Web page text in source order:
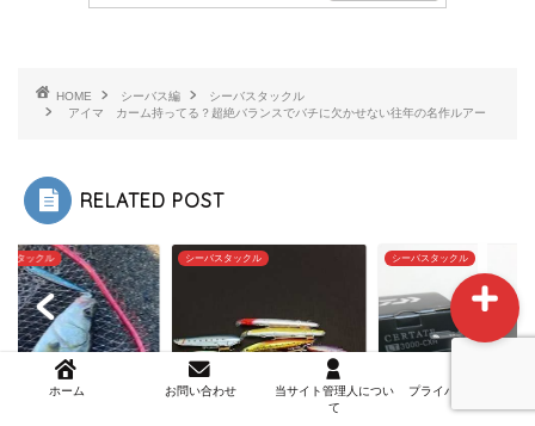
HOME シーバス編
シーバスタックル
アイマ カーム持ってる？超絶バランスでバチに欠かせない往年の名作ルアー
RELATED POST
スタックル シーバスタックル その他
ホーム お問い合わせ
当サイト管理人につい
て
プライバシーポリシー
お問い合わせ
当サイト管理人について